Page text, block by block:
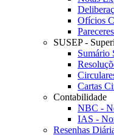
Ofícios
SUSEP -
Sumário
Cartas
Contabilidade
NBC -
IAS -
Resenhas